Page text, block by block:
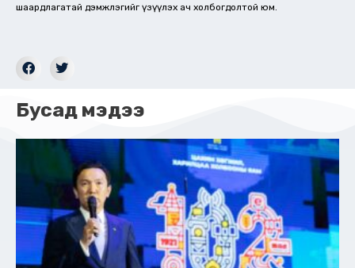
шаардлагатай дэмжлэгийг үзүүлэх ач холбогдолтой юм.
Бусад мэдээ